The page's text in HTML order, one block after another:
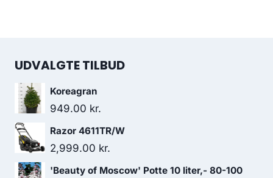
UDVALGTE TILBUD
Koreagran
949.00 kr.
Razor 4611TR/W
2,999.00 kr.
'Beauty of Moscow' Potte 10 liter,- 80-100